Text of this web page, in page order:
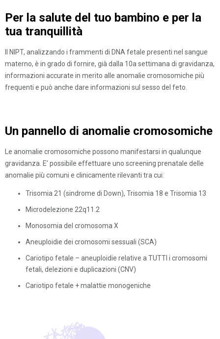
Per la salute del tuo bambino e per la
tua tranquillità
Il NIPT, analizzando i frammenti di DNA fetale presenti nel sangue
materno, è in grado di fornire, già dalla 10a settimana di gravidanza,
informazioni accurate in merito alle anomalie cromosomiche più
frequenti e può anche dare informazioni sul sesso del feto.
Un pannello di anomalie cromosomiche
Le anomalie cromosomiche possono manifestarsi in qualunque
gravidanza. E’ possibile effettuare uno screening prenatale delle
anomalie più comuni e clinicamente rilevanti tra cui:
Trisomia 21 (sindrome di Down), Trisomia 18 e Trisomia 13
Microdelezione 22q11.2
Monosomia del cromosoma X
Aneuploidie dei cromosomi sessuali (SCA)
Cariotipo fetale – aneuploidie relative a TUTTI i cromosomi
fetali, delezioni e duplicazioni (CNV)
Cariotipo fetale + malattie monogeniche